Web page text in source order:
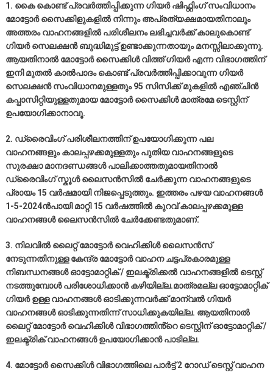
1. കൈ കൊണ്ട് പ്രവർത്തിപ്പിക്കുന്ന ഗിയർ ഷിഫ്റ്റിംഗ് സംവിധാനം
മോട്ടോർ സൈക്കിളുകളിൽ നിന്നും അപ്രത്യക്ഷമായതിനാലും
അത്തരം വാഹനങ്ങളിൽ പരിശീലനം ലഭിച്ചവർക്ക് കാലുകൊണ്ട്
ഗിയർ സെലക്ഷൻ ബുദ്ധിമുട്ട് ഉണ്ടാക്കുന്നതായും മനസ്സിലാക്കുന്നു.
ആയതിനാൽ മോട്ടോർ സൈക്കിൾ വിത്ത് ഗിയർ എന്ന വിഭാഗത്തിന്
ഇനി മുതൽ കാൽപാദം കൊണ്ട് പ്രവർത്തിപ്പിക്കാവുന്ന ഗിയർ
സെലക്ഷൻ സംവിധാനമുള്ളതും 95 സിസിക്ക് മുകളിൽ എഞ്ചിൻ
കപ്പാസിറ്റിയുള്ളതുമായ മോട്ടോർ സൈക്കിൾ മാത്രമേ ടെസ്റ്റിന്
ഉപയോഗിക്കാനാവൂ.
2. ഡ്രൈവിംഗ് പരിശീലനത്തിന് ഉപയോഗിക്കുന്ന പല
വാഹനങ്ങളും കാലപ്പഴക്കമുള്ളതും പുതിയ വാഹനങ്ങളുടെ
സുരക്ഷാ മാനദണ്ഡങ്ങൾ പാലിക്കാത്തതുമായതിനാൽ
ഡ്രൈവിംഗ് സ്കൂൾ ലൈസൻസിൽ ചേർക്കുന്ന വാഹനങ്ങളുടെ
പ്രായം 15 വർഷമായി നിജപ്പെടുത്തും. ഇത്തരം പഴയ വാഹനങ്ങൾ
1-5-2024ൻപായി മാറ്റി 15 വർഷത്തിൽ കുറവ് കാലപ്പഴക്കമുള്ള
വാഹനങ്ങൾ ലൈസൻസിൽ ചേർക്കേണ്ടതുമാണ്.
3. നിലവിൽ ലൈറ്റ് മോട്ടോർ വെഹിക്കിൾ ലൈസൻസ്
നേടുന്നതിനുള്ള കേന്ദ്ര മോട്ടോർ വാഹന ചട്ടപ്രകാരമുള്ള
നിബന്ധനങ്ങൾ ഓട്ടോമാറ്റിക് / ഇലക്ട്രിക്കൽ വാഹനങ്ങളിൽ ടെസ്റ്റ്
നടത്തുമ്പോൾ പരിശോധിക്കാൻ കഴിയില്ല.മാത്രമല്ല ഓട്ടോമാറ്റിക്
ഗിയർ ഉള്ള വാഹനങ്ങൾ ഓടിക്കുന്നവർക്ക് മാന്വൽ ഗിയർ
വാഹനങ്ങൾ ഓടിക്കുന്നതിന്ന് സാധിക്കുകയില്ല. ആയതിനാൽ
ലൈറ്റ് മോട്ടോർ വെഹിക്കിൾ വിഭാഗത്തിൻ്റെ ടെസ്റ്റിന് ഓട്ടോമാറ്റിക് /
ഇലക്ട്രിക് വാഹനങ്ങൾ ഉപയോഗിക്കാൻ പാടില്ല.
4. മോട്ടോർ സൈക്കിൾ വിഭാഗത്തിലെ പാർട്ട് 2 റോഡ് ടെസ്റ്റ് വാഹന